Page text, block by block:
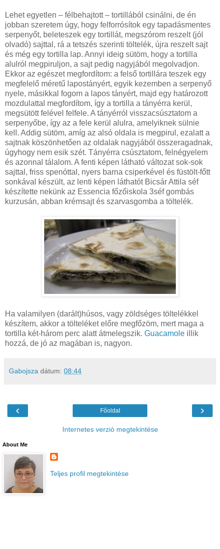
Lehet egyetlen – félbehajtott – tortillából csinálni, de én
jobban szeretem úgy, hogy felforrósítok egy tapadásmentes
serpenyőt, beleteszek egy tortillát, megszórom reszelt (jól
olvadó) sajttal, rá a tetszés szerinti töltelék, újra reszelt sajt
és még egy tortilla lap. Annyi ideig sütöm, hogy a tortilla
alulról megpiruljon, a sajt pedig nagyjából megolvadjon.
Ekkor az egészet megfordítom: a felső tortillára teszek egy
megfelelő méretű lapostányért, egyik kezemben a serpenyő
nyele, másikkal fogom a lapos tányért, majd egy határozott
mozdulattal megfordítom, így a tortilla a tányérra kerül,
megsütött felével felfele. A tányérról visszacsúsztatom a
serpenyőbe, így az a fele kerül alulra, amelyiknek sülnie
kell. Addig sütöm, amíg az alsó oldala is megpirul, ezalatt a
sajtnak köszönhetően az oldalak nagyjából összeragadnak,
úgyhogy nem esik szét. Tányérra csúsztatom, felnégyelem
és azonnal tálalom. A fenti képen látható változat sok-sok
sajttal, friss spenóttal, nyers barna csiperkével és füstölt-főtt
sonkával készült, az lenti képen láthatót Bicsár Attila séf
készítette nekünk az Essencia főzőiskola 3séf gombás
kurzusán, abban krémsajt és szarvasgomba a töltelék.
Ha valamilyen (darált)húsos, vagy zöldséges töltelékkel
készítem, akkor a tölteléket előre megfőzöm, mert maga a
tortilla két-három perc alatt átmelegszik. Guacamole illik
hozzá, de jó az magában is, nagyon.
Gabojsza dátum: 08:44
‹ ›
Főoldal
Internetes verzió megtekintése
About Me
Teljes profil megtekintése